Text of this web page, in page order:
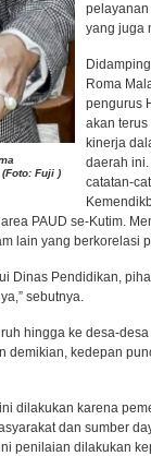
Fuji )
pelayanan
yang juga
Roma
pengurus
akan
kinerja
daerah
catatan-
PAUD se-Kutim.
lain yang berkorelasi
Dinas Pendidikan,
sebutnya.
hingga ke desa-
demikian, kedepan
dilakukan karena
dan sumber
penilaian dilakukan